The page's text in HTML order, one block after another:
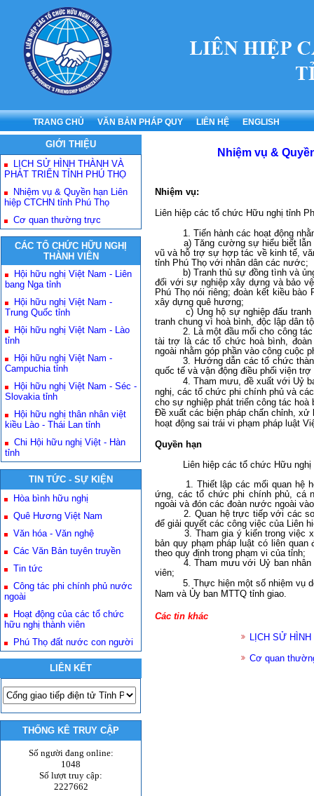
TRANG CHỦ VĂN BẢN PHÁP QUY LIÊN HỆ ENGLISH
GIỚI THIỆU
LỊCH SỬ HÌNH THÀNH VÀ
PHÁT TRIỂN TỈNH PHÚ THỌ
Nhiệm vụ & Quyền hạn Liên
hiệp CTCHN tỉnh Phú Thọ
Cơ quan thường trực
CÁC TỔ CHỨC HỮU NGHỊ
THÀNH VIÊN
Hội hữu nghị Việt Nam - Liên
bang Nga tỉnh
Hội hữu nghị Việt Nam -
Trung Quốc tỉnh
Hội hữu nghị Việt Nam - Lào
tỉnh
Hội hữu nghị Việt Nam -
Campuchia tỉnh
Hội hữu nghị Việt Nam - Séc -
Slovakia tỉnh
Hội hữu nghị thân nhân việt
kiều Lào - Thái Lan tỉnh
Chi Hội hữu nghị Việt - Hàn
tỉnh
TIN TỨC - SỰ KIỆN
Hòa bình hữu nghị
Quê Hương Việt Nam
Văn hóa - Văn nghệ
Các Văn Bản tuyên truyền
Tin tức
Công tác phi chính phủ nước
ngoài
Hoạt động của các tổ chức
hữu nghị thành viên
Phú Thọ đất nước con người
LIÊN KẾT
THỐNG KÊ TRUY CẬP
Số người đang online:
1048
Số lượt truy cập:
2227662
Nhiệm vụ &
Nhiệm vụ:
Liên hiệp các tổ chức Hữu nghị tỉnh
1. Tiến hành các hoạt động
a) Tăng cường sự hiểu biết lẫn
vũ và hỗ trợ sự hợp tác về kinh tế,
tỉnh Phú Thọ với nhân dân các nước;
b) Tranh thủ sự đồng tình và ủng
đối với sự nghiệp xây dựng và bảo
Phú Thọ nói riêng; đoàn kết kiều
xây dựng quê hương;
c) Ủng hộ sự nghiệp đấu tranh
tranh chung vì hoà bình, độc lập dân
2. Là một đầu mối cho công tác
tài trợ là các tổ chức hoà bình,
ngoài nhằm góp phần vào công cuộc
3. Hướng dẫn các tổ chức thành
quốc tế và vận động điều phối viện
4. Tham mưu, đề xuất với Uỷ
nghị, các tổ chức phi chính phủ và
cho sự nghiệp phát triển công tác
Đề xuất các biện pháp chấn chỉnh,
hoạt động sai trái vi phạm pháp luật
Quyền hạn
Liên hiệp các tổ chức Hữu
1. Thiết lập các mối quan hệ
ứng, các tổ chức phi chính phủ, cá
ngoài và đón các đoàn nước ngoài
2. Quan hệ trực tiếp với các
để giải quyết các công việc của Liên
3. Tham gia ý kiến trong việc
bản quy phạm pháp luật có liên
theo quy định trong phạm vi của tỉnh;
4. Tham mưu với Uỷ ban nhân
viên;
5. Thực hiện một số nhiệm vụ
Nam và Ủy ban MTTQ tỉnh giao.
Các tin khác
LỊCH SỬ
Cơ quan